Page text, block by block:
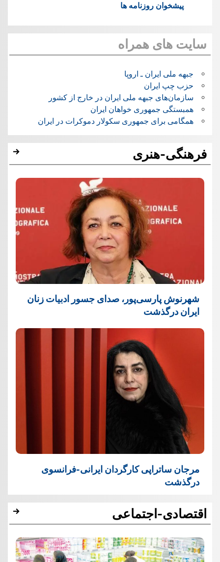
پیشخوان روزنامه ها
سایت های همراه
جبهه ملی ایران ـ اروپا
حزب چپ ایران
سازمان‌های جبهه ملی ایران در خارج از کشور
همبستگی جمهوری خواهان ایران
همگامی برای جمهوری سکولار دموکرات در ایران
فرهنگی-هنری
شهرنوش پارسی‌پور، صدای جسور ادبیات زنان
ایران درگذشت
مرجان ساتراپی کارگردان ایرانی-فرانسوی
درگذشت
اقتصادی-اجتماعی